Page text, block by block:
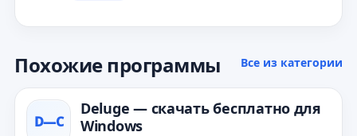
Похожие программы Все из категории
D—С
Deluge — скачать бесплатно для
Windows